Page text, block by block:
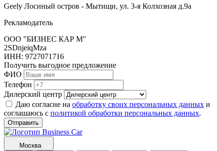
Geely Лосиный остров - Мытищи, ул. 3-я Колхозная д.9а
Рекламодатель
ООО "БИЗНЕС КАР М"
2SDnjeiqMza
ИНН: 9727071716
Получить выгодное предложение
ФИО
Телефон
Дилерский центр
Даю согласие на обработку своих персональных данных и
соглашаюсь с политикой обработки персональных данных.
Отправить
Москва